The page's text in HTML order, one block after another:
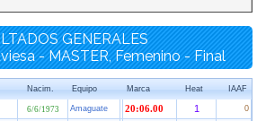
GENERALES
- MASTER, Femenino - Final
Nacim. Equipo Marca Heat IAAF
6/6/1973 Amaguate 20:06.00 1 0